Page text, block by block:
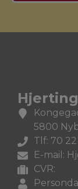
5800
Tlf: 70 22
E-mail:
CVR: